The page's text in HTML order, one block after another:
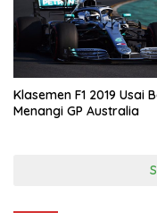
Klasemen F1 2019 Usai
Menangi GP Australia